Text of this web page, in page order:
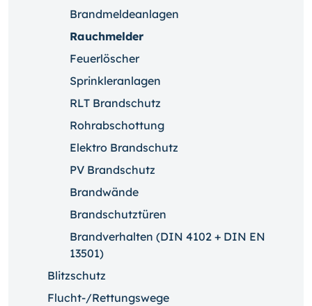
Brandmeldeanlagen
Rauchmelder
Feuerlöscher
Sprinkleranlagen
RLT Brandschutz
Rohrabschottung
Elektro Brandschutz
PV Brandschutz
Brandwände
Brandschutztüren
Brandverhalten (DIN 4102 + DIN EN
13501)
Blitzschutz
Flucht-/Rettungswege